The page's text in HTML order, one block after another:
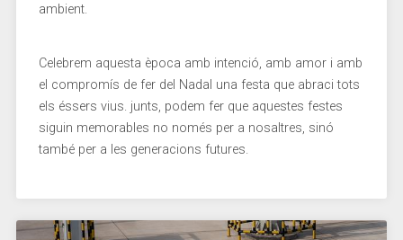
ambient. ‍
Celebrem aquesta​ època amb intenció,‌ amb amor‌ i amb
el ⁤compromís ⁤de ‍fer del ​Nadal una⁤ festa que​ abraci tots
els ⁤éssers vius. junts, podem fer que aquestes festes
siguin memorables no només per⁤ a nosaltres, sinó
‍també per‍ a les generacions futures.